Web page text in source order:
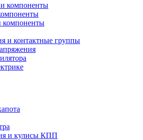
компоненты
и контактные группы
и кулисы КПП